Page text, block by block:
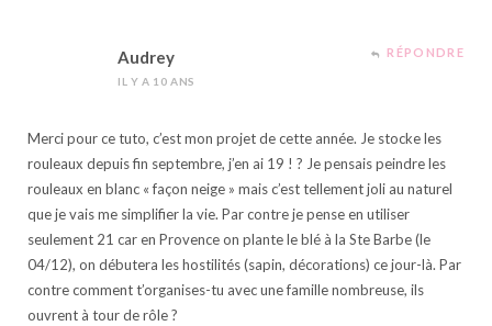
Audrey
IL Y A 10 ANS
RÉPONDRE
Merci pour ce tuto, c’est mon projet de cette année. Je stocke les
rouleaux depuis fin septembre, j’en ai 19 ! ? Je pensais peindre les
rouleaux en blanc « façon neige » mais c’est tellement joli au naturel
que je vais me simplifier la vie. Par contre je pense en utiliser
seulement 21 car en Provence on plante le blé à la Ste Barbe (le
04/12), on débutera les hostilités (sapin, décorations) ce jour-là. Par
contre comment t’organises-tu avec une famille nombreuse, ils
ouvrent à tour de rôle ?